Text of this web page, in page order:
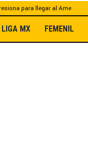
para llegar al Ame
LIGA MX FEMENIL